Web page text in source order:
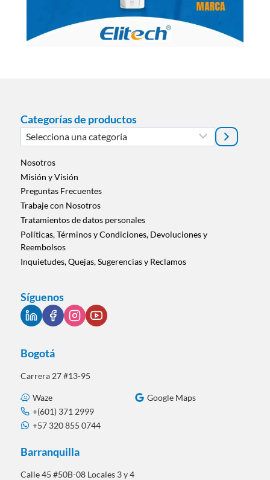
Categorías de productos
Selecciona
una
categoría
Nosotros
Misión y Visión
Preguntas Frecuentes
Trabaje con Nosotros
Tratamientos de datos personales
Políticas, Términos y Condiciones, Devoluciones y
Reembolsos
Inquietudes, Quejas, Sugerencias y Reclamos
Síguenos
Bogotá
Carrera 27 #13-95
Waze
Google Maps
+(601) 371 2999
+57 320 855 0744
Barranquilla
Calle 45 #50B-08 Locales 3 y 4